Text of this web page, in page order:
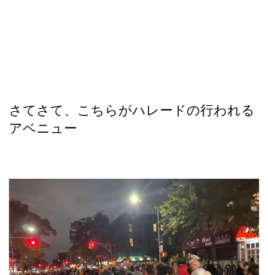
さてさて、こちらがハレードの行われる
アベニュー